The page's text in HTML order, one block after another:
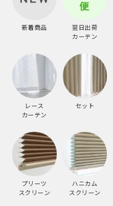
新着商品
翌日出荷
カーテン
レース
カーテン
セット
プリーツ
スクリーン
ハニカム
スクリーン